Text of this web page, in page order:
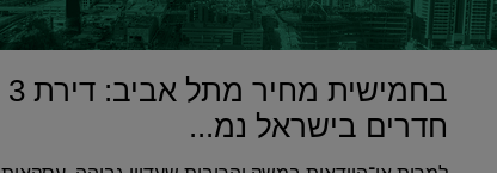
בחמישית מחיר מתל אביב: דירת 3
חדרים בישראל נמ...